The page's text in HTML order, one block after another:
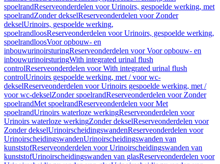
spoelrandReserveonderdelen voor Urinoirs, gespoelde werking, met
spoelrandZonder dekselReserveonderdelen voor Zonder
dekselUrinoirs, gespoelde werking,
spoelrandloosReserveonderdelen voor Urinoirs, gespoelde werking,
spoelrandloosVoor opbouw- en
inbouwurinoirsturingReserveonderdelen voor Voor opbouw- en
inbouwurinoirsturingWith integrated urinal flush
controlReserveonderdelen voor With integrated urinal flush
controlUrinoirs gespoelde werking, met / voor wc-
dekselReserveonderdelen voor Urinoirs gespoelde werking, met /
voor wc-dekselZonder spoelrandReserveonderdelen voor Zonder
spoelrandMet spoelrandReserveonderdelen voor Met
spoelrandUrinoirs waterloze werkingReserveonderdelen voor
Urinoirs waterloze werkingZonder dekselReserveonderdelen voor
Zonder dekselUrinoirscheidingswandenReserveonderdelen voor
UrinoirscheidingswandenUrinoirscheidingswanden van
kunststofReserveonderdelen voor Urinoirscheidingswanden van
kunststofUrinoirscheidingswanden van glasReserveonderdelen voor